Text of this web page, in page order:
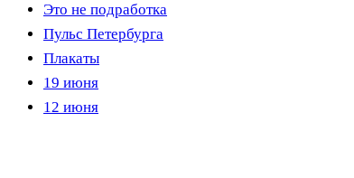
Это не подработка
Пульс Петербурга
Плакаты
19 июня
12 июня